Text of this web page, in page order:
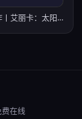
ACT/汉化/新作丨艾丽卡：太阳骑士/Erica: Knight of the sun Ver0.18【20260415】
在线